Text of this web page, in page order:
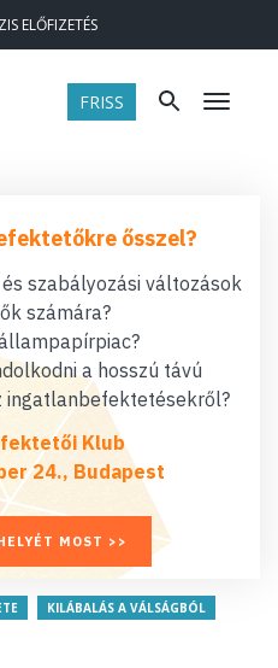
ELŐFIZETÉS
FRISS Menü
ősszel?
szabályozási változások
számára?
a hosszú távú
ingatlanbefektetésekről?
Klub
24., Budapest
MOST >>
KILÁBALÁS A VÁLSÁGBÓL